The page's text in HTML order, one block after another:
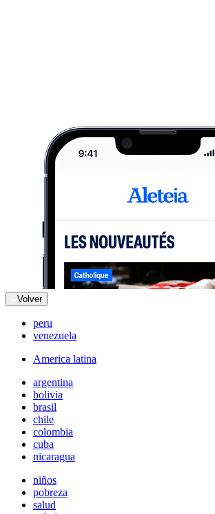
Volver
peru
venezuela
America latina
argentina
bolivia
brasil
chile
colombia
cuba
nicaragua
niños
pobreza
salud